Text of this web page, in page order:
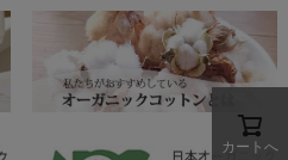
カートへ